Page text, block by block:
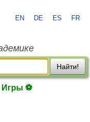
EN DE ES FR
Найти!
Игры ⚽